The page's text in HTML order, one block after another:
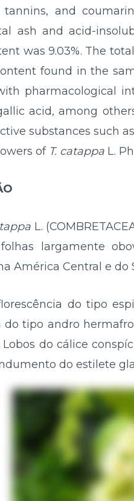
tannins, and
ash and acid-
was 9.03%. The
found in the
pharmacological
acid, among
substances such
of T. catappa L.
L.
largamente
América Central e do
do tipo
do tipo andro
do cálice
do estilete